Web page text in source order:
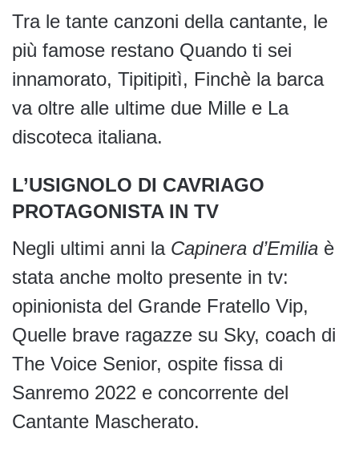
Tra le tante canzoni della cantante, le
più famose restano Quando ti sei
innamorato, Tipitipitì, Finchè la barca
va oltre alle ultime due Mille e La
discoteca italiana.
L’USIGNOLO DI CAVRIAGO
PROTAGONISTA IN TV
Negli ultimi anni la Capinera d’Emilia è
stata anche molto presente in tv:
opinionista del Grande Fratello Vip,
Quelle brave ragazze su Sky, coach di
The Voice Senior, ospite fissa di
Sanremo 2022 e concorrente del
Cantante Mascherato.